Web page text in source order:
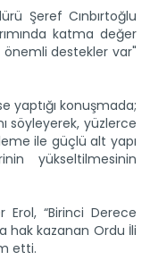
Şeref Cınbırtoğlu
katma değer
önemli destekler var"
yaptığı konuşmada;
söyleyerek, yüzlerce
ile güçlü alt yapı
yükseltilmesinin
Erol, “Birinci Derece
hak kazanan Ordu İli
etti.
kadın üreticilerin